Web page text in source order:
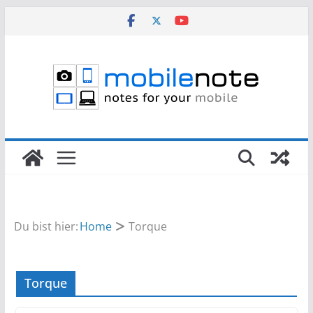
Du bist hier:Home Torque
Torque